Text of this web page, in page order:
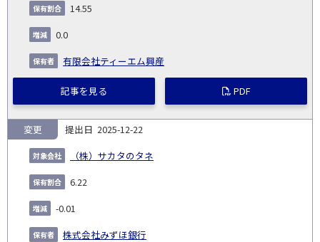
14.55
0.0
有限会社ティーエム興産
記事を見る PDF
2025-12-22
（株）サカタのタネ
変更
6.22
-0.01
株式会社みずほ銀行